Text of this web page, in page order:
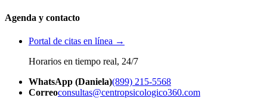
Agenda y contacto
Portal de citas en línea →
Horarios en tiempo real, 24/7
WhatsApp (Daniela)(899) 215-5568
Correoconsultas@centropsicologico360.com